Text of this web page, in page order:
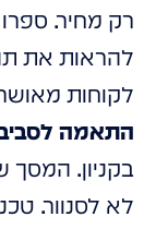
רק מחיר.
להראות את
לקוחות
התאמה
בקניון.
לא לסנוור.